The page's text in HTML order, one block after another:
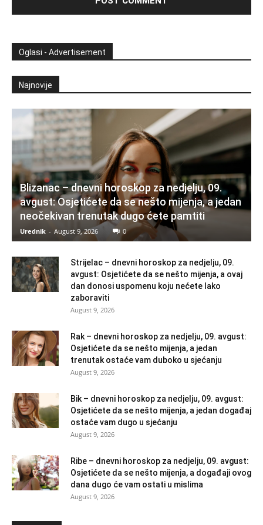
Oglasi - Advertisement
Najnovije
Blizanac – dnevni horoskop za nedjelju, 09.
avgust: Osjetićete da se nešto mijenja, a jedan
neočekivan trenutak dugo ćete pamtiti
Urednik - August 9, 2026 0
Strijelac – dnevni horoskop za nedjelju, 09.
avgust: Osjetićete da se nešto mijenja, a ovaj
dan donosi uspomenu koju nećete lako
zaboraviti
August 9, 2026
Rak – dnevni horoskop za nedjelju, 09. avgust:
Osjetićete da se nešto mijenja, a jedan
trenutak ostaće vam duboko u sjećanju
August 9, 2026
Bik – dnevni horoskop za nedjelju, 09. avgust:
Osjetićete da se nešto mijenja, a jedan događaj
ostaće vam dugo u sjećanju
August 9, 2026
Ribe – dnevni horoskop za nedjelju, 09. avgust:
Osjetićete da se nešto mijenja, a događaji ovog
dana dugo će vam ostati u mislima
August 9, 2026